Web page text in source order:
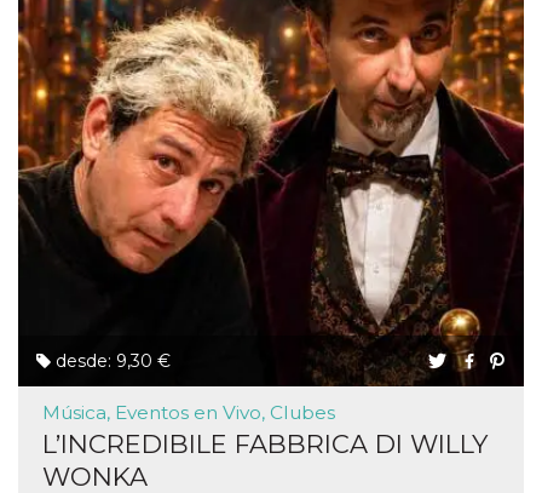
desde: 9,30 €
Música, Eventos en Vivo, Clubes
L’INCREDIBILE FABBRICA DI WILLY
WONKA